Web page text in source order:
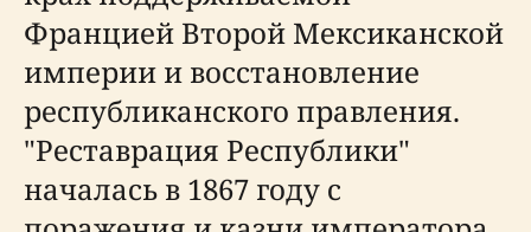
Францией Второй Мексиканской
империи и восстановление
республиканского правления.
"Реставрация Республики"
началась в 1867 году с